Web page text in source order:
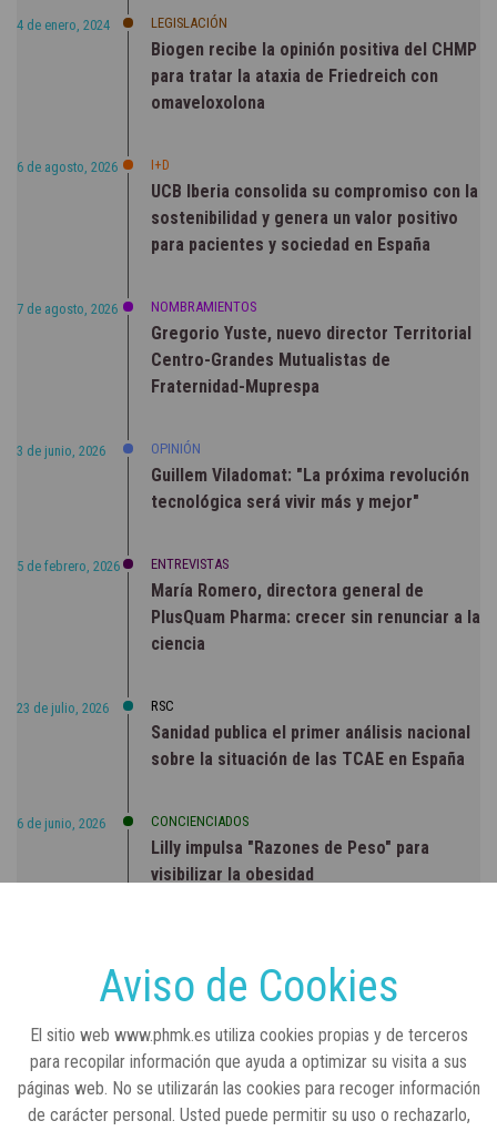
4 de enero, 2024 LEGISLACIÓN
Biogen recibe la opinión positiva del CHMP
para tratar la ataxia de Friedreich con
omaveloxolona
6 de agosto, 2026 I+D
UCB Iberia consolida su compromiso con la
sostenibilidad y genera un valor positivo
para pacientes y sociedad en España
7 de agosto, 2026 NOMBRAMIENTOS
Gregorio Yuste, nuevo director Territorial
Centro-Grandes Mutualistas de
Fraternidad-Muprespa
3 de junio, 2026 OPINIÓN
Guillem Viladomat: "La próxima revolución
tecnológica será vivir más y mejor"
5 de febrero, 2026 ENTREVISTAS
María Romero, directora general de
PlusQuam Pharma: crecer sin renunciar a la
ciencia
23 de julio, 2026 RSC
Sanidad publica el primer análisis nacional
sobre la situación de las TCAE en España
6 de junio, 2026 CONCIENCIADOS
Lilly impulsa "Razones de Peso" para
visibilizar la obesidad
Real Academia Nacional de Farmacia: un
laboratorio de ideas que se ha adaptado a
Aviso de Cookies
El sitio web www.phmk.es utiliza cookies propias y de terceros
para recopilar información que ayuda a optimizar su visita a sus
páginas web. No se utilizarán las cookies para recoger información
de carácter personal. Usted puede permitir su uso o rechazarlo,